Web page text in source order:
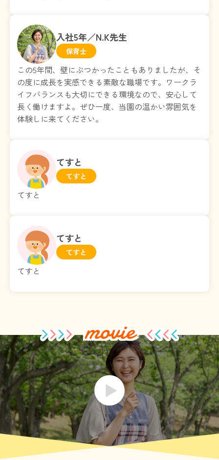
入社5年／N.K先生
保育士
この5年間、壁にぶつかったこともありましたが、そ
の度に成長を実感できる素敵な職場です。ワークラ
イフバランスも大切にできる環境なので、安心して
長く働けますよ。ぜひ一度、当園の温かい雰囲気を
体験しに来てください。
てすと
てすと
てすと
てすと
てすと
てすと
movie